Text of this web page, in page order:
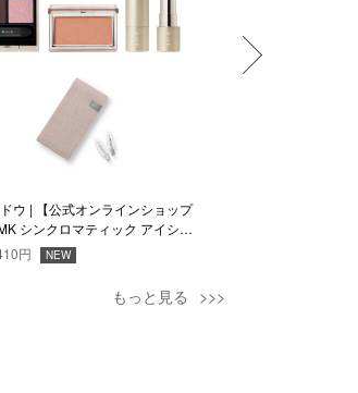
ウ | 【公式オンラインショップ
シンクロマティック アイシャ
ト Magnetic Muse セット
円 NEW
もっと見る